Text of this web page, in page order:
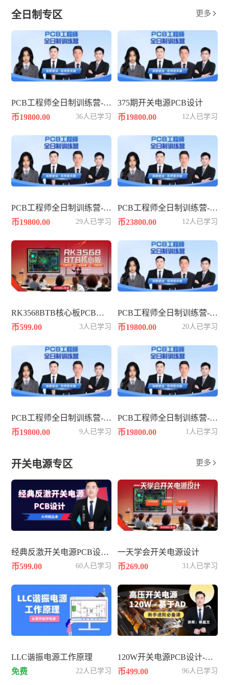
全日制专区 更多 
PCB工程师全日制训练营-361期
币19800.00
36人已学习
375期开关电源PCB设计
币19800.00
12人已学习
PCB工程师全日制训练营-362期
币19800.00
29人已学习
PCB工程师全日制训练营-383期
币23800.00
12人已学习
RK3568BTB核心板PCB设计-10层PADS
币599.00
3人已学习
PCB工程师全日制训练营-392期
币19800.00
20人已学习
PCB工程师全日制训练营-386期
币19800.00
9人已学习
PCB工程师全日制训练营-384期
币19800.00
1人已学习
开关电源专区 更多 
经典反激开关电源PCB设计-60W
币599.00
60人已学习
一天学会开关电源设计
币269.00
31人已学习
LLC谐振电源工作原理
免费
22人已学习
120W开关电源PCB设计-基于AD
币499.00
96人已学习